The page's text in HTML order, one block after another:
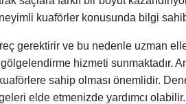
kuaförler konusunda bilgi
gerektirir ve bu nedenle uzman
hizmeti sunmaktadır.
sahip olması önemlidir.
elde etmenizde yardımcı olabilir.